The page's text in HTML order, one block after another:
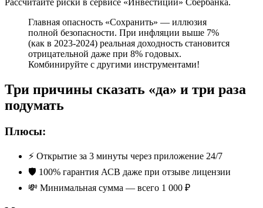
Рассчитайте риски в сервисе «Инвестиции» Сбербанка.
Главная опасность «Сохранить» — иллюзия
полной безопасности. При инфляции выше 7%
(как в 2023-2024) реальная доходность становится
отрицательной даже при 8% годовых.
Комбинируйте с другими инструментами!
Три причины сказать «да» и три раза
подумать
Плюсы:
⚡️ Открытие за 3 минуты через приложение 24/7
🛡 100% гарантия АСВ даже при отзыве лицензии
💸 Минимальная сумма — всего 1 000 ₽